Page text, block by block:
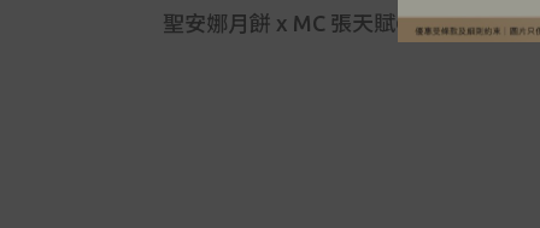
聖安娜月餅 x MC 張天賦🌕中秋限定